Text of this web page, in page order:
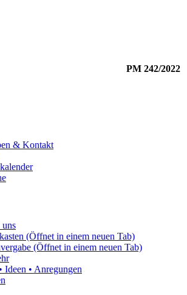
PM 242/2022
& Kontakt
(Öffnet in einem neuen Tab)
(Öffnet in einem neuen Tab)
Ideen • Anregungen